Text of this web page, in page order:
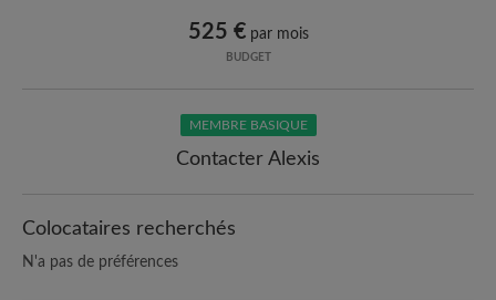
525 € par mois
BUDGET
MEMBRE BASIQUE
Contacter Alexis
Colocataires recherchés
N'a pas de préférences